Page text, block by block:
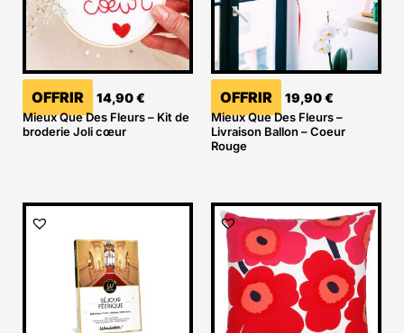
OFFRIR 14,90€
Mieux Que Des Fleurs – Kit de
broderie Joli cœur
OFFRIR 19,90€
Mieux Que Des Fleurs –
Livraison Ballon – Coeur
Rouge